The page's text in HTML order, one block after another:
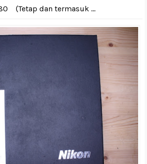
(Tetap dan termasuk ...